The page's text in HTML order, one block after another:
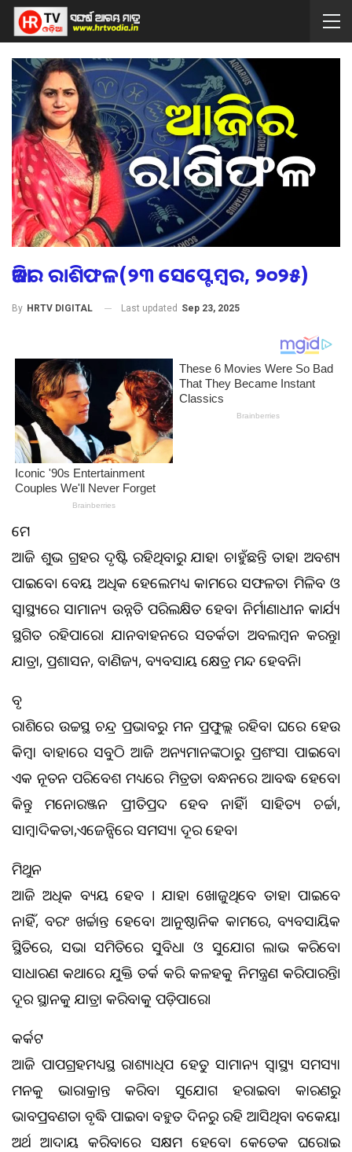
ଆଜିର ରାଶିଫଳ(୨୩ ସେପ୍ଟେମ୍ବର, ୨୦୨୫)
By HRTV DIGITAL Last updated Sep 23, 2025
ମେଷ
ଆଜି ଶୁଭ ଗ୍ରହର ଦୃଷ୍ଟି ରହିଥିବାରୁ ଯାହା ଚାହୁଁଛନ୍ତି ତାହା ଅବଶ୍ୟ
ପାଇବେ। ବେୟ ଅଧିକ ହେଲେମଧ୍ୟ କାମରେ ସଫଳତା ମିଳିବ ଓ
ସ୍ବାସ୍ଥ୍ୟରେ ସାମାନ୍ୟ ଉନ୍ନତି ପରିଲକ୍ଷିତ ହେବ। ନିର୍ମାଣାଧୀନ କାର୍ଯ୍ୟ
ସ୍ଥଗିତ ରହିପାରେ। ଯାନବାହନରେ ସତର୍କତା ଅବଲମ୍ବନ କରନ୍ତୁ।
ଯାତ୍ରା, ପ୍ରଶାସନ, ବାଣିଜ୍ୟ, ବ୍ୟବସାୟ କ୍ଷେତ୍ର ମନ୍ଦ ହେବନି।
ବୃଷ
ରାଶିରେ ଉଚ୍ଚସ୍ଥ ଚନ୍ଦ୍ର ପ୍ରଭାବରୁ ମନ ପ୍ରଫୁଲ୍ଲ ରହିବ। ଘରେ ହେଉ
କିମ୍ବା ବାହାରେ ସବୁଠି ଆଜି ଅନ୍ୟମାନଙ୍କଠାରୁ ପ୍ରଶଂସା ପାଇବେ।
ଏକ ନୂତନ ପରିବେଶ ମଧ୍ୟରେ ମିତ୍ରତା ବନ୍ଧନରେ ଆବଦ୍ଧ ହେବେ।
କିନ୍ତୁ ମନୋରଞ୍ଜନ ପ୍ରୀତିପ୍ରଦ ହେବ ନାହିଁ। ସାହିତ୍ୟ ଚର୍ଚ୍ଚା,
ସାମ୍ବାଦିକତା,ଏଜେନ୍ସିରେ ସମସ୍ୟା ଦୂର ହେବ।
ମିଥୁନ
ଆଜି ଅଧିକ ବ୍ୟୟ ହେବ । ଯାହା ଖୋଜୁଥିବେ ତାହା ପାଇବେ
ନାହିଁ, ବରଂ ଖର୍ଚ୍ଚାନ୍ତ ହେବେ। ଆନୁଷ୍ଠାନିକ କାମରେ, ବ୍ୟବସାୟିକ
ସ୍ଥିତିରେ, ସଭା ସମିତିରେ ସୁବିଧା ଓ ସୁଯୋଗ ଲାଭ କରିବେ।
ସାଧାରଣ କଥାରେ ଯୁକ୍ତି ତର୍କ କରି କଳହକୁ ନିମନ୍ତ୍ରଣ କରିପାରନ୍ତି।
ଦୂର ସ୍ଥାନକୁ ଯାତ୍ରା କରିବାକୁ ପଡ଼ିପାରେ।
କର୍କଟ
ଆଜି ପାପଗ୍ରହମଧ୍ୟସ୍ଥ ରାଶ୍ୟାଧିପ ହେତୁ ସାମାନ୍ୟ ସ୍ବାସ୍ଥ୍ୟ ସମସ୍ୟା
ମନକୁ ଭାରାକ୍ରାନ୍ତ କରିବ। ସୁଯୋଗ ହରାଇବା କାରଣରୁ
ଭାବପ୍ରବଣତା ବୃଦ୍ଧି ପାଇବ। ବହୁତ ଦିନରୁ ରହି ଆସିଥିବା ବକେୟା
ଅର୍ଥ ଆଦାୟ କରିବାରେ ସକ୍ଷମ ହେବେ। କେତେକ ଘରୋଇ